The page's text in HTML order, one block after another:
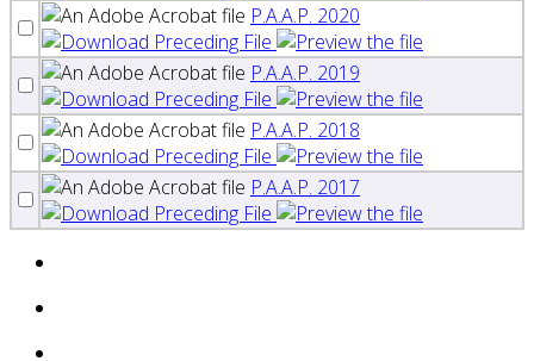
P.A.A.P. 2020
P.A.A.P. 2019
P.A.A.P. 2018
P.A.A.P. 2017